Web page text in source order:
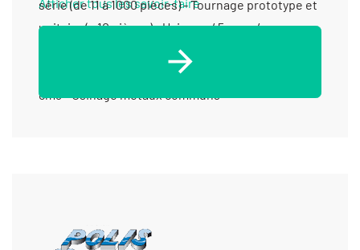
série (de 11 à 1000 pièces) - Tournage prototype et
unitaire (< 10 pièces) - Usinage / 5 axes / moyenne
série (de 1001 à 10 000 pièces) < 350 cm3 - Usinage
/ 5 axes /prototype et unitaire (< 10 pièces) < 350
cm3 - Usinage métaux communs